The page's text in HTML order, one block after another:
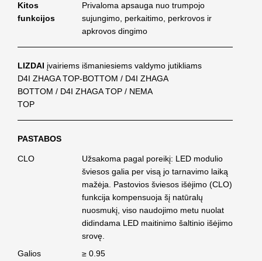
Kitos
funkcijos
Privaloma apsauga nuo trumpojo
sujungimo, perkaitimo, perkrovos ir
apkrovos dingimo
LIZDAI įvairiems išmaniesiems valdymo jutikliams
D4I ZHAGA TOP-BOTTOM / D4I ZHAGA
BOTTOM / D4I ZHAGA TOP / NEMA
TOP
PASTABOS
CLO
Užsakoma pagal poreikį: LED modulio
šviesos galia per visą jo tarnavimo laiką
mažėja. Pastovios šviesos išėjimo (CLO)
funkcija kompensuoja šį natūralų
nuosmukį, viso naudojimo metu nuolat
didindama LED maitinimo šaltinio išėjimo
srovę.
Galios
≥ 0.95